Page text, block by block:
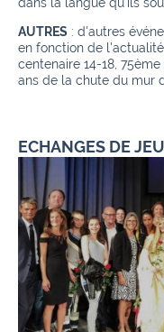
AUTRES : d'autres
en fonction de
centenaire 14-18,
ans de la chute du mur
ECHANGES DE